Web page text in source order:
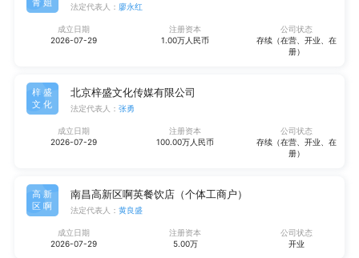
青姐
法定代表人： 廖永红
成立日期
2026-07-29
注册资本
1.00万人民币
公司状态
存续（在营、开业、在
册）
梓盛
文化
北京梓盛文化传媒有限公司
法定代表人： 张勇
成立日期
2026-07-29
注册资本
100.00万人民币
公司状态
存续（在营、开业、在
册）
高新
区啊
南昌高新区啊英餐饮店（个体工商户）
法定代表人： 黄良盛
成立日期
2026-07-29
注册资本
5.00万
公司状态
开业